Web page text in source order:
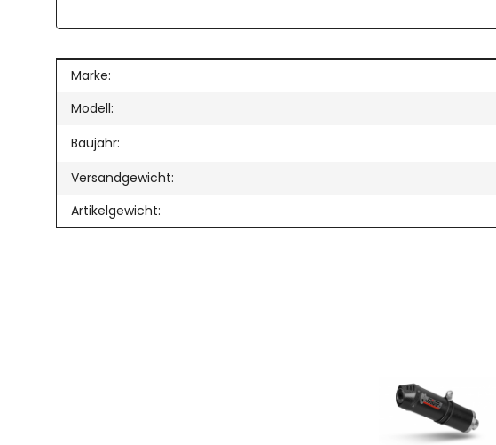
Produkteigenschaft
Wert
Marke:
Modell:
Baujahr:
Versandgewicht:
Artikelgewicht: